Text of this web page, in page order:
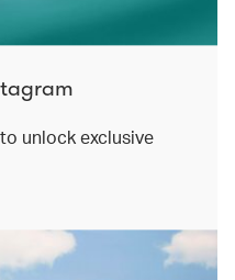
unlock exclusive